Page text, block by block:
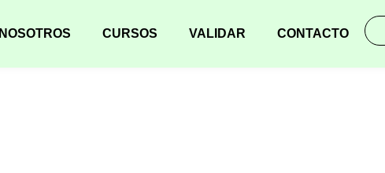
NOSOTROS CURSOS VALIDAR CONTACTO